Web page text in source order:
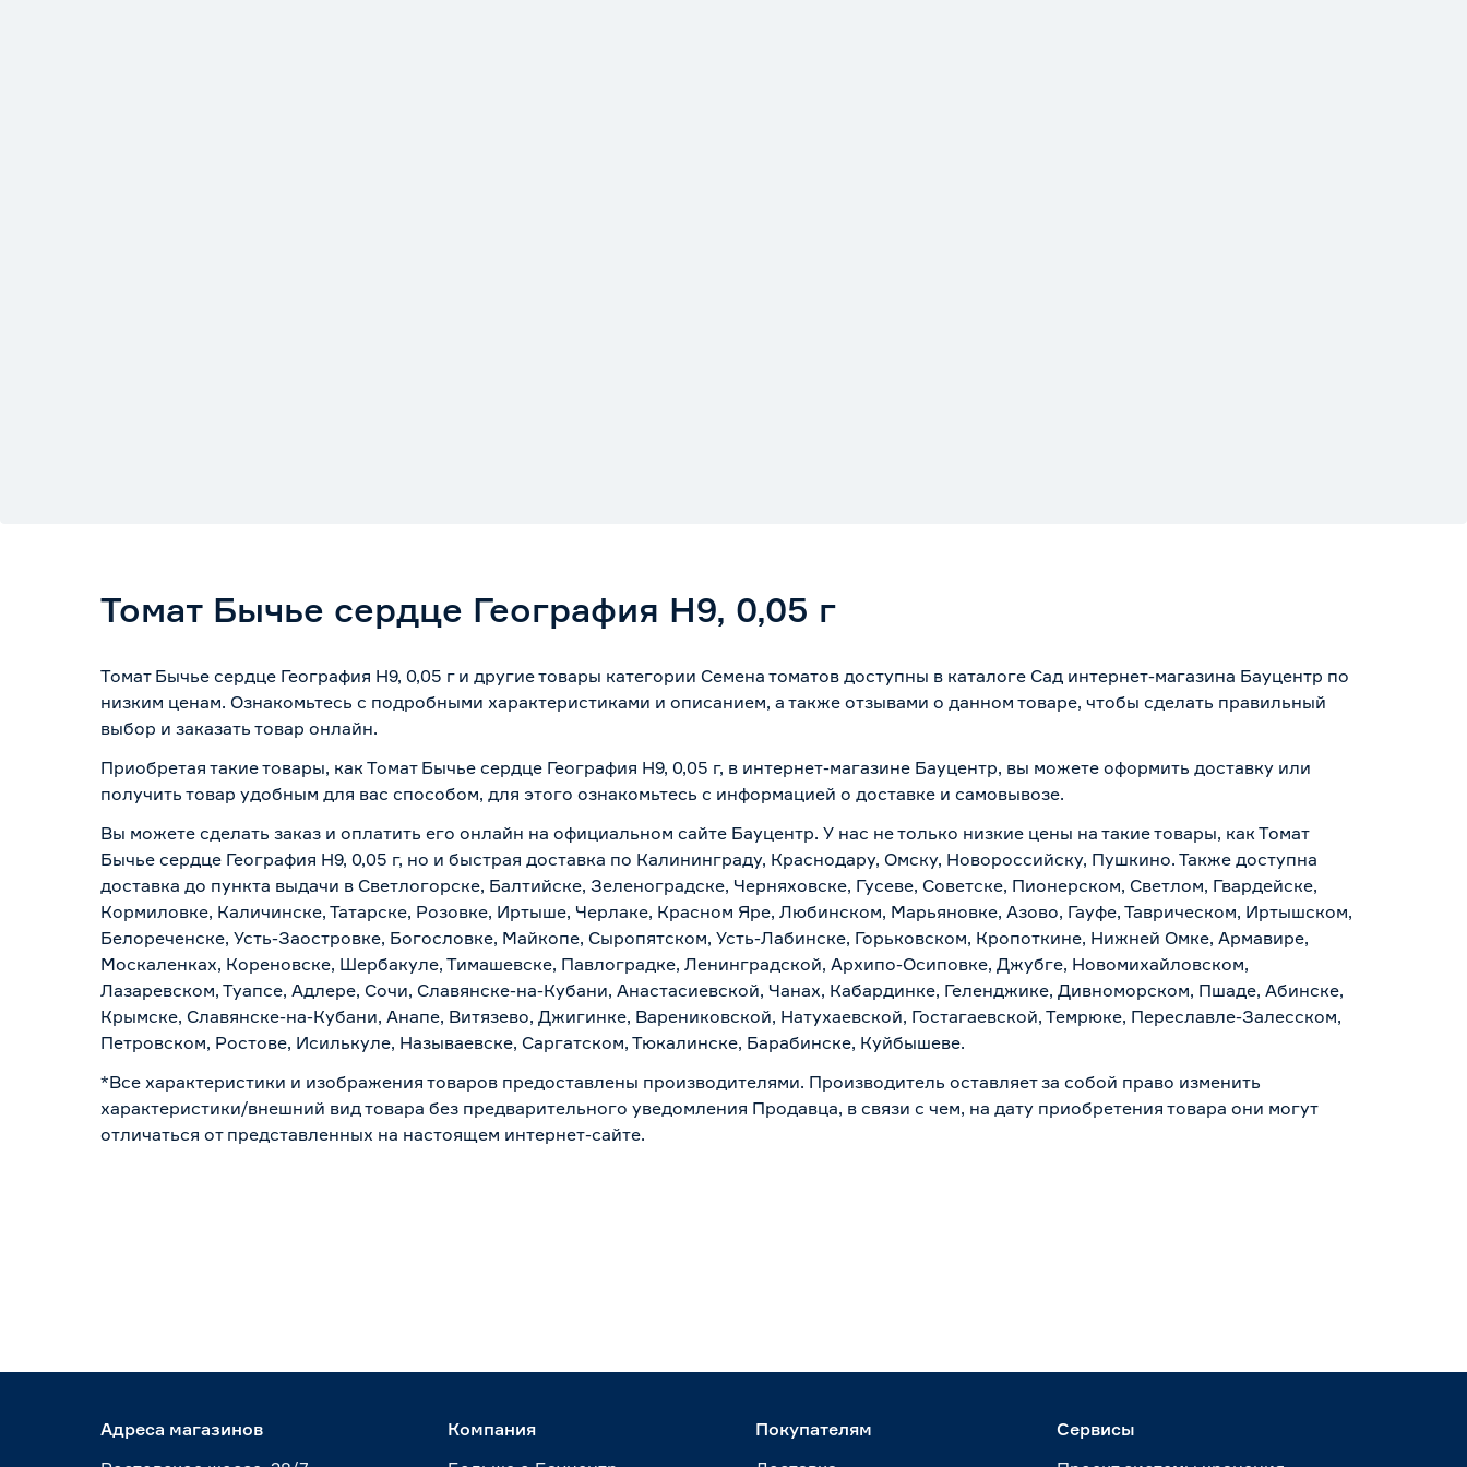
Томат Бычье сердце География Н9, 0,05 г
Томат Бычье сердце География Н9, 0,05 г и другие товары категории Семена томатов доступны в каталоге Сад интернет-магазина Бауцентр по
низким ценам. Ознакомьтесь с подробными характеристиками и описанием, а также отзывами о данном товаре, чтобы сделать правильный
выбор и заказать товар онлайн.
Приобретая такие товары, как Томат Бычье сердце География Н9, 0,05 г, в интернет-магазине Бауцентр, вы можете оформить доставку или
получить товар удобным для вас способом, для этого ознакомьтесь с информацией о доставке и самовывозе.
Вы можете сделать заказ и оплатить его онлайн на официальном сайте Бауцентр. У нас не только низкие цены на такие товары, как Томат
Бычье сердце География Н9, 0,05 г, но и быстрая доставка по Калининграду, Краснодару, Омску, Новороссийску, Пушкино. Также доступна
доставка до пункта выдачи в Светлогорске, Балтийске, Зеленоградске, Черняховске, Гусеве, Советске, Пионерском, Светлом, Гвардейске,
Кормиловке, Каличинске, Татарске, Розовке, Иртыше, Черлаке, Красном Яре, Любинском, Марьяновке, Азово, Гауфе, Таврическом, Иртышском,
Белореченске, Усть-Заостровке, Богословке, Майкопе, Сыропятском, Усть-Лабинске, Горьковском, Кропоткине, Нижней Омке, Армавире,
Москаленках, Кореновске, Шербакуле, Тимашевске, Павлоградке, Ленинградской, Архипо-Осиповке, Джубге, Новомихайловском,
Лазаревском, Туапсе, Адлере, Сочи, Славянске-на-Кубани, Анастасиевской, Чанах, Кабардинке, Геленджике, Дивноморском, Пшаде, Абинске,
Крымске, Славянске-на-Кубани, Анапе, Витязево, Джигинке, Варениковской, Натухаевской, Гостагаевской, Темрюке, Переславле-Залесском,
Петровском, Ростове, Исилькуле, Называевске, Саргатском, Тюкалинске, Барабинске, Куйбышеве.
*Все характеристики и изображения товаров предоставлены производителями. Производитель оставляет за собой право изменить
характеристики/внешний вид товара без предварительного уведомления Продавца, в связи с чем, на дату приобретения товара они могут
отличаться от представленных на настоящем интернет-сайте.
Адреса магазинов
Компания
Покупателям
Сервисы